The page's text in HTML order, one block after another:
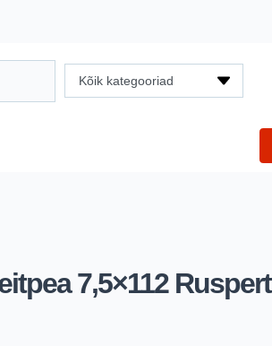
Kõik kategooriad
7,5×112 Ruspert